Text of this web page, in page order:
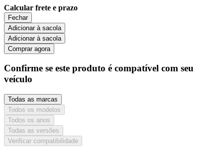
Calcular frete e prazo
Fechar
Adicionar à sacola
Adicionar à sacola
Comprar agora
Confirme se este produto é compatível com seu
veículo
Todas as marcas
Todos os modelos
Todos os anos
Todas as versões
Verificar compatibilidade